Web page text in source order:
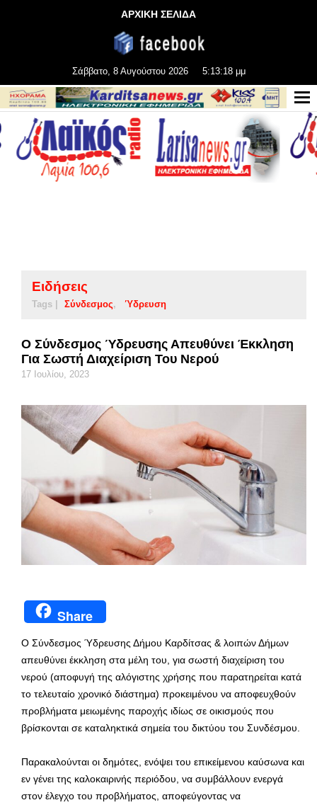
ΑΡΧΙΚΗ ΣΕΛΙΔΑ
Σάββατο, 8 Αυγούστου 2026 5:13:19 μμ
Ειδήσεις
Tags | Σύνδεσμος Ύδρευση
Ο Σύνδεσμος Ύδρευσης Απευθύνει Έκκληση
Για Σωστή Διαχείριση Του Νερού
17 Ιουλίου, 2023
Share
Ο Σύνδεσμος Ύδρευσης Δήμου Καρδίτσας & λοιπών Δήμων
απευθύνει έκκληση στα μέλη του, για σωστή διαχείριση του
νερού (αποφυγή της αλόγιστης χρήσης που παρατηρείται κατά
το τελευταίο χρονικό διάστημα) προκειμένου να αποφευχθούν
προβλήματα μειωμένης παροχής ιδίως σε οικισμούς που
βρίσκονται σε καταληκτικά σημεία του δικτύου του Συνδέσμου.
Παρακαλούνται οι δημότες, ενόψει του επικείμενου καύσωνα και
εν γένει της καλοκαιρινής περιόδου, να συμβάλλουν ενεργά
στον έλεγχο του προβλήματος, αποφεύγοντας να